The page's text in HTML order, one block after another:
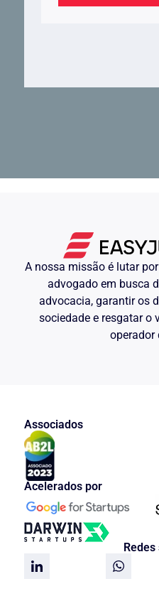
A nossa missão é lutar
advogado em busca
advocacia, garantir os
sociedade e resgatar o
operador
Associados
Acelerados por